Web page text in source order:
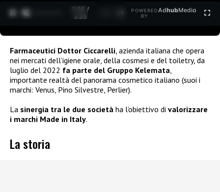
0:30 /
3:35
POWERED
BY
AdhubMedia
Farmaceutici Dottor Ciccarelli , azienda italiana che opera
nei mercati dell’igiene orale, della cosmesi e del toiletry, da
luglio del 2022 fa parte del Gruppo Kelemata
importante realtà del panorama cosmetico italiano (suoi i
marchi: Venus, Pino Silvestre, Perlier).
La sinergia tra le due società ha l’obiettivo di valorizzare
i marchi Made in Italy.
La storia